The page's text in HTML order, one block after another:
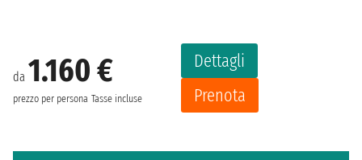
da 1.160 €
prezzo per persona Tasse incluse
Dettagli
Prenota